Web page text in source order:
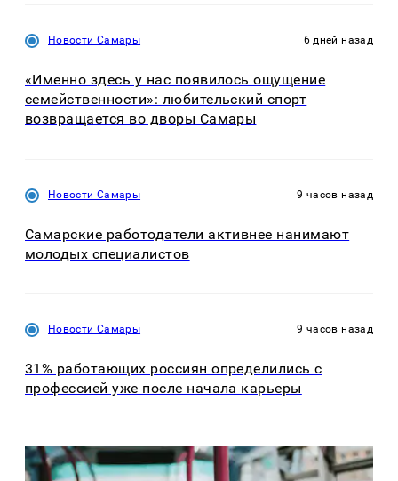
Новости Самары 6 дней назад
«Именно здесь у нас появилось ощущение
семейственности»: любительский спорт
возвращается во дворы Самары
Новости Самары 9 часов назад
Самарские работодатели активнее нанимают
молодых специалистов
Новости Самары 9 часов назад
31% работающих россиян определились с
профессией уже после начала карьеры